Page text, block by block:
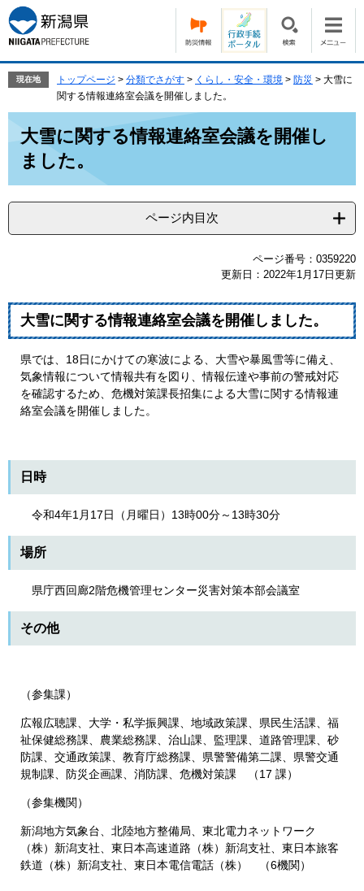
ー
ジ
の
で
ニ
ュ
ー
ば
現在地 トップページ > 分類でさがす > くらし・安全・環境 > 防災 > 大雪に
関する情報連絡室会議を開催しました。
大雪に関する情報連絡室会議を開催し
ました。
ページ内目次
ページ番号：0359220
更新日：2022年1月17日更新
大雪に関する情報連絡室会議を開催しました。
県では、18日にかけての寒波による、大雪や暴風雪等に備え、
気象情報について情報共有を図り、情報伝達や事前の警戒対応
を確認するため、危機対策課長招集による大雪に関する情報連
絡室会議を開催しました。
日時
令和4年1月17日（月曜日）13時00分～13時30分
場所
県庁西回廊2階危機管理センター災害対策本部会議室
その他
（参集課）
広報広聴課、大学・私学振興課、地域政策課、県民生活課、福
祉保健総務課、農業総務課、治山課、監理課、道路管理課、砂
防課、交通政策課、教育庁総務課、県警警備第二課、県警交通
規制課、防災企画課、消防課、危機対策課 （17 課）
（参集機関）
新潟地方気象台、北陸地方整備局、東北電力ネットワーク
（株）新潟支社、東日本高速道路（株）新潟支社、東日本旅客
鉄道（株）新潟支社、東日本電信電話（株） （6機関）